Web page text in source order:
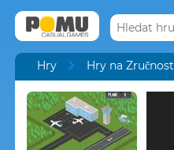
Hry Hry na Zručnost